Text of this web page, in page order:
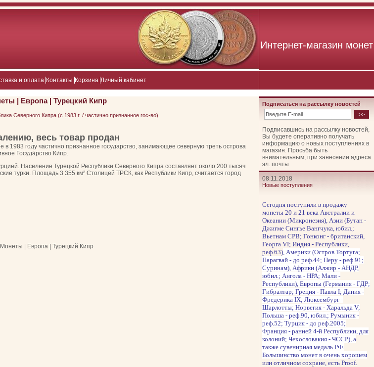
Интернет-магазин монет
и оплата Контакты Корзина Личный кабинет
| Европа| Турецкий Кипр
Северного Кипра (с 1983 г. / частично признанное гос-во)
весь товар продан
1983 году частично признанное государство, занимающее северную треть острова
Госуда́рство Ки́пр.
Население Турецкой Республики Северного Кипра составляет около 200 тысяч
турки. Площадь 3 355 км² Столицей ТРСК, как Республики Кипр, считается город
Монеты | Европа | Турецкий Кипр
Подписаться на рассылку новостей
Подписавшись на рассылку новостей,
Вы будете оперативно получать
информацию о новых поступлениях в
магазин. Просьба быть
внимательным, при занесении адреса
эл. почты
08.11.2018
Новые поступления
Сегодня поступили в продажу
монеты 20 и 21 века Австралии и
Океании (Микронезия), Азии (Бутан -
Джигме Сингье Вангчука, юбил.;
Вьетнам СРВ; Гонконг - британский,
Георга VI; Индия - Республики,
реф.63), Америки (Остров Тортуга;
Парагвай - до реф.44; Перу - реф.91;
Суринам), Африки (Алжир - АНДР,
юбил.; Ангола - НРА; Мали -
Республики), Европы (Германия - ГДР;
Гибралтар; Греция - Павла I; Дания -
Фредерика IX; Люксембург -
Шарлотты; Норвегия - Харальда V;
Польша - реф.90, юбил.; Румыния -
реф.52; Турция - до реф.2005;
Франция - ранней 4-й Республики, для
колоний; Чехословакия - ЧССР), а
также сувенирная медаль РФ.
Большинство монет в очень хорошем
или отличном сохране, есть Proof.